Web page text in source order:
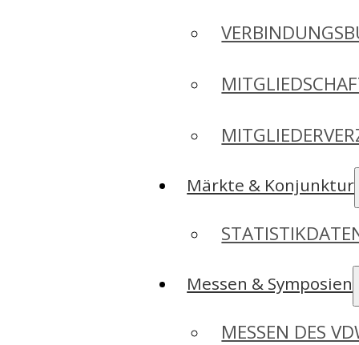
Märkte & Konjunktur
Messen & Symposien
MESSEN DES